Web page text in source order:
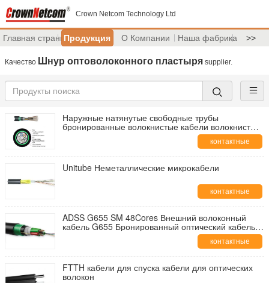
Crown Netcom Technology Ltd
Главная страницаПродукция О Компании Наша фабрика >>
Качество Шнур оптоволоконного пластыря supplier.
Наружные натянутые свободные трубы
бронированные волокнистые кабели волокнистые
контактные
данные
Unitube Неметаллические микрокабели
контактные
данные
ADSS G655 SM 48Cores Внешний волоконный
кабель G655 Бронированный оптический кабель
контактные
данные
FTTH кабели для спуска кабели для оптических
волокон